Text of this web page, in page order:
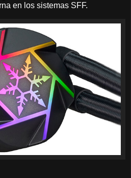
en los sistemas SFF.